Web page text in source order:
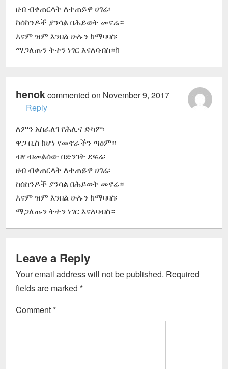
ዘብ ብቀጠርላት ለተጠይዋ ሀገሬ፡
ከሰከንዶች ያንሳል በሕይወት መኖሬ።
እናም ዝም እንበል ሁሉን ከማባባስ፡
ማጋለጡን ትተን ነገር እናለባብስ።h
henokcommented on November 9, 2017
Reply
ለምን አስፈለገ የሕሊና ድካም፡
ዋጋ ቢስ ከሆነ የመኖራችን ጣዕም።
ብየ ብመልሰው በድንገት ደፍሬ፡
ዘብ ብቀጠርላት ለተጠይዋ ሀገሬ፡
ከሰከንዶች ያንሳል በሕይወት መኖሬ።
እናም ዝም እንበል ሁሉን ከማባባስ፡
ማጋለጡን ትተን ነገር እናለባብስ።
Leave a Reply
Your email address will not be published. Required
fields are marked*
Comment*